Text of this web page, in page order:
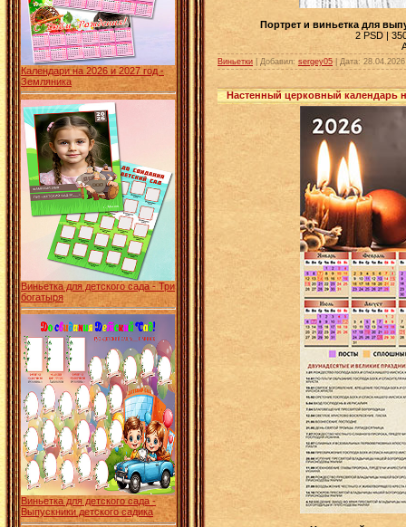
Календари на 2026 и 2027 год -
Земляника
Виньетка для детского сада - Три
богатыря
Виньетка для детского сада -
Выпускники детского садика
Портрет и виньетка для
2 PSD |
Виньетки | Добавил: sergey05 Дата: 28.04.2026
Настенный церковный календарь